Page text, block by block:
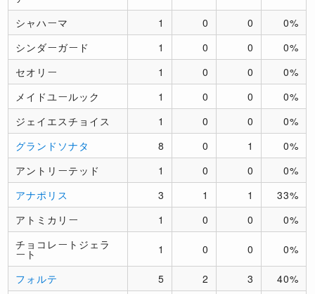
シャハーマ
1 0 0
0%
シンダーガード
1 0 0
0%
セオリー
1 0 0
0%
メイドユールック
1 0 0
0%
ジェイエスチョイス
1 0 0
0%
グランドソナタ
8 0 1
0%
アントリーテッド
1 0 0
0%
アナポリス
3 1 1
33%
アトミカリー
1 0 0
0%
チョコレートジェラ
ート 1 0 0 0%
フォルテ 5 2 3
40%